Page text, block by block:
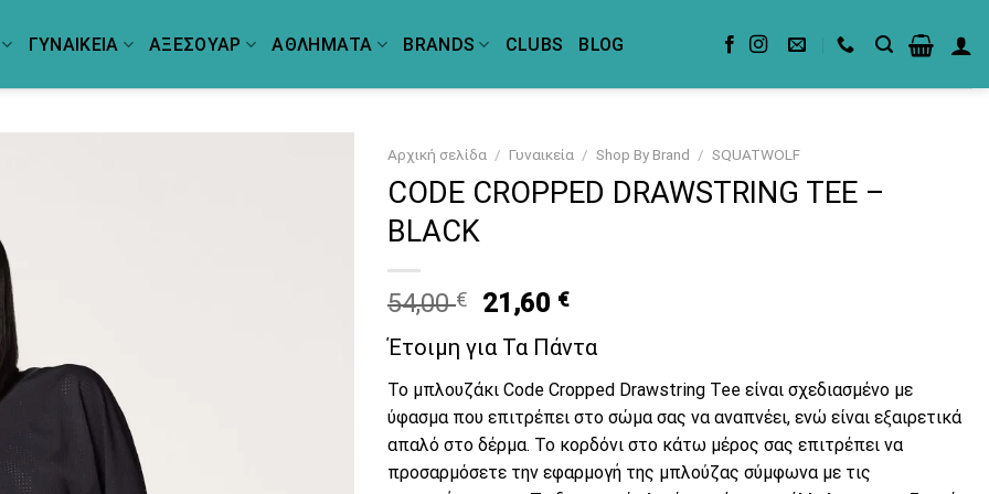
ΓΥΝΑΙΚΕΙΑ ΑΞΕΣΟΥΑΡ ΑΘΛΗΜΑΤΑ BRANDS CLUBS BLOG
Αρχική σελίδα / Γυναικεία / Shop By Brand / SQUATWOLF
CODE CROPPED DRAWSTRING TEE –
BLACK
54,00€
Original
was:
54,00 €.
21,60 €Current
is:
21,60 €.
Έτοιμη για Τα Πάντα
Το μπλουζάκι Code Cropped Drawstring Tee είναι σχεδιασμένο με
ύφασμα που επιτρέπει στο σώμα σας να αναπνέει, ενώ είναι εξαιρετικά
απαλό στο δέρμα. Το κορδόνι στο κάτω μέρος σας επιτρέπει να
προσαρμόσετε την εφαρμογή της μπλούζας σύμφωνα με τις